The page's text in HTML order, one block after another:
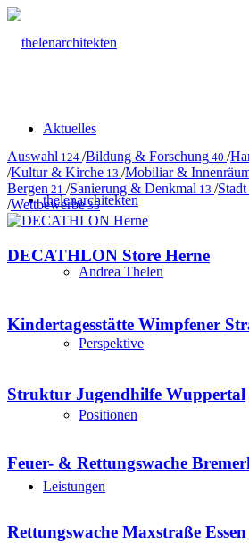
Aktuelles
thelenarchitekten
Andrea Thelen
Perspektive
Positionen
Leistungen
Auswahl 124 /Bildung & Forschung 40 /
/Kultur & Kirche 13 /Mobiliar &
Bergen 21 /Sanierung & Denkmal 13 /
/Wettbewerbe35
DECATHLON Store Herne
Kindertagesstätte Wimpfener
Struktur Jugendhilfe Wuppertal
Feuer- & Rettungswache
Rettungswache Maxstraße Essen